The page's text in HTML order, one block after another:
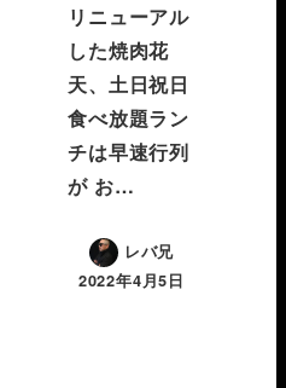
リニューアル
した焼肉花
天、土日祝日
食べ放題ラン
チは早速行列
が️ お…
レバ兄
2022年4月5日